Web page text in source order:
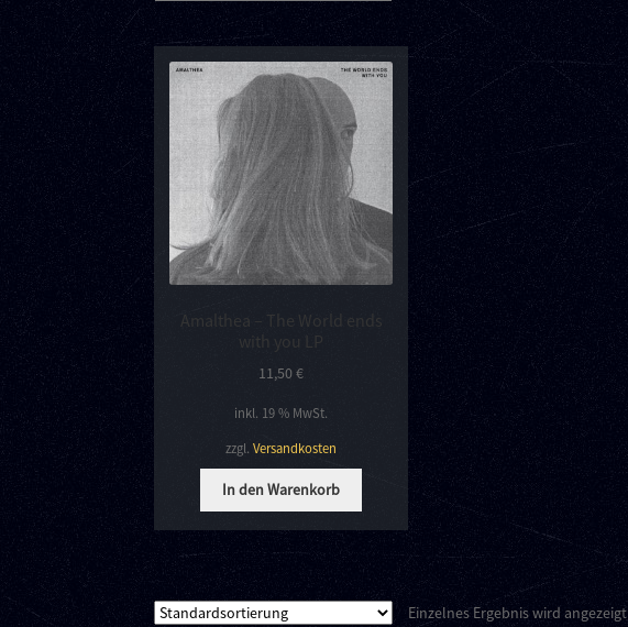
Amalthea – The World ends
with you LP
11,50€
inkl. 19 % MwSt.
zzgl.Versandkosten
In den Warenkorb
Einzelnes Ergebnis wird angezeigt